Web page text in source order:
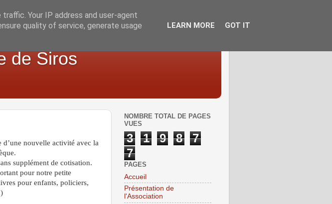
de Siros
d’une nouvelle activité avec la
supplément de cotisation.
pour notre petite
pour enfants, policiers,
NOMBRE TOTAL DE PAGES
VUES
3 1 9 8
7
7
PAGES
Accueil
Présentation de
l'Association
Your IP address and user-agent
quality of service, generate usage
LEARN MORE GOT IT